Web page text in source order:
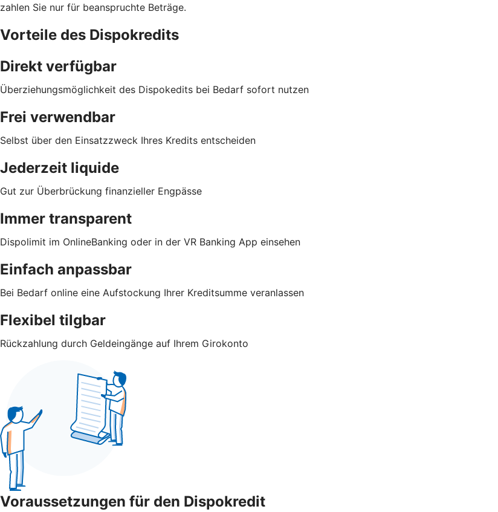
zahlen Sie nur für beanspruchte Beträge.
Vorteile des Dispokredits
Direkt verfügbar
Überziehungsmöglichkeit des Dispokedits bei Bedarf sofort nutzen
Frei verwendbar
Selbst über den Einsatzzweck Ihres Kredits entscheiden
Jederzeit liquide
Gut zur Überbrückung finanzieller Engpässe
Immer transparent
Dispolimit im OnlineBanking oder in der VR Banking App einsehen
Einfach anpassbar
Bei Bedarf online eine Aufstockung Ihrer Kreditsumme veranlassen
Flexibel tilgbar
Rückzahlung durch Geldeingänge auf Ihrem Girokonto
Voraussetzungen für den Dispokredit